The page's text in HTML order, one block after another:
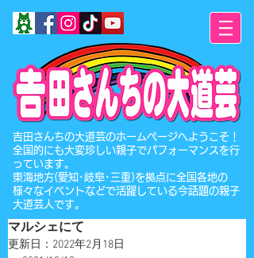
​吉田さんちの大道芸のホームページへようこそ！
全国的にも大変珍しい親子でパフォーマンスを行
っています。
東海地方(愛知･岐阜･三重)を拠点に全国各地の
様々なイベントなどで活躍している今話題の親子
大道芸人です。
マルシェにて
更新日： 2022年2月18日